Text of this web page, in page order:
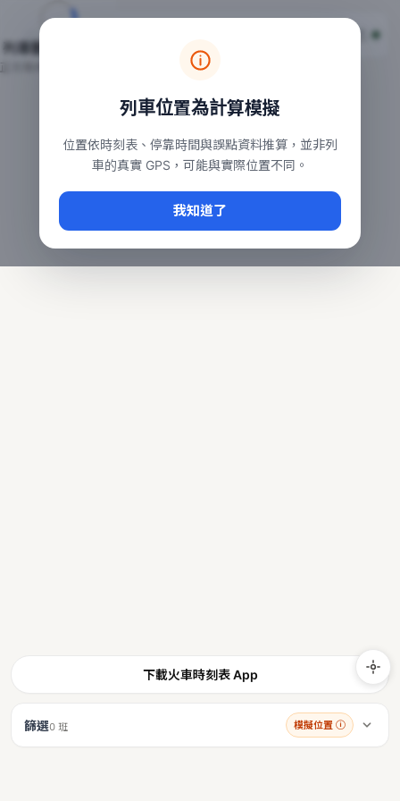
台鐵列車即時位置地圖
本頁顯示目前全台鐵運行中的列車位置，涵蓋自強、普悠瑪、
常用查詢：
、台中車站即時動態
台鐵即時動態
下載火車時刻表 App
篩選0 班 模擬位置 ⓘ
列車位置為計算模擬
位置依時刻表、停靠時間與誤點資料推算，並非列
車的真實 GPS，可能與實際位置不同。
我知道了
列車動態載入中…